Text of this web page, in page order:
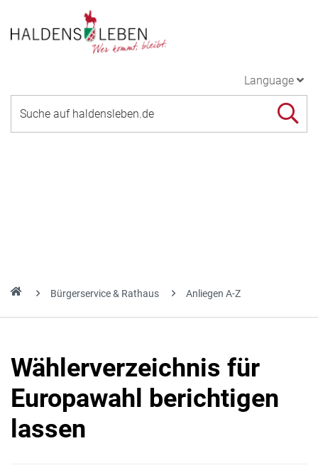
Language
Bürgerservice & Rathaus Anliegen A-Z
Wählerverzeichnis für
Europawahl berichtigen
lassen